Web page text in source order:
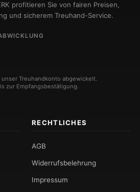
profitieren Sie von fairen Preisen,
und sicherem Treuhand-Service.
Treuhandkonto abgewickelt.
zur Empfangsbestätigung.
RECHTLICHES
AGB
Widerrufsbelehrung
Impressum